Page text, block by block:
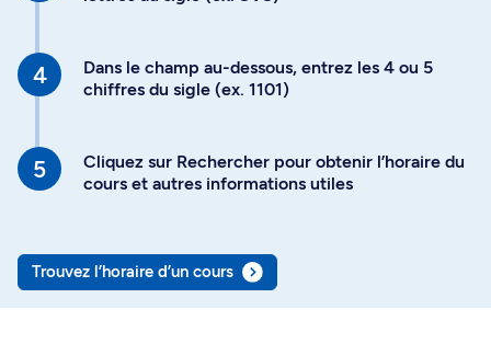
Dans le champ au-dessous, entrez les 4 ou 5
chiffres du sigle (ex. 1101)
Cliquez sur Rechercher pour obtenir l’horaire du
cours et autres informations utiles
Trouvez l’horaire d’un cours